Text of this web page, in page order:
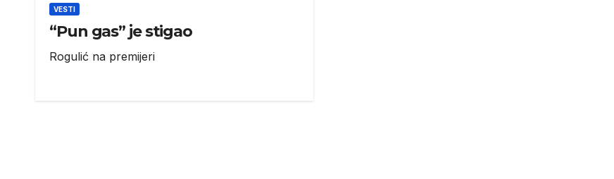
VESTI
“Pun gas” je stigao
Rogulić na premijeri